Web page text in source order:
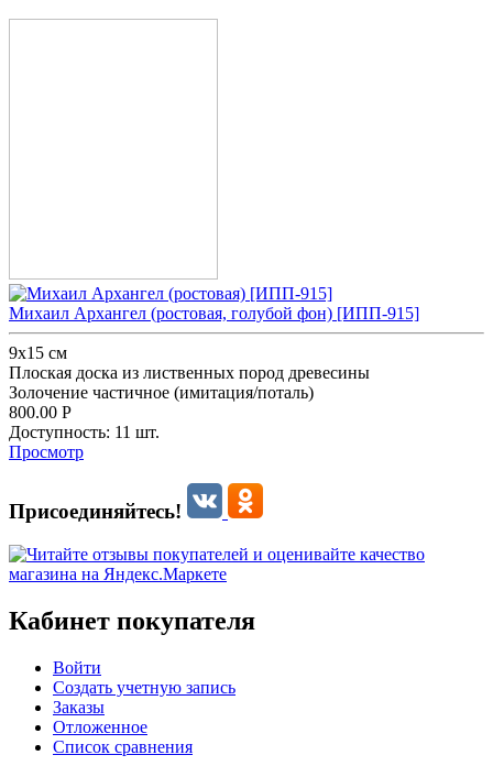
Михаил Архангел (ростовая, голубой фон) [ИПП-915]
9х15 см
Плоская доска из лиственных пород древесины
Золочение частичное (имитация/поталь)
800.00 Р
Доступность: 11 шт.
Просмотр
Присоединяйтесь!
Кабинет покупателя
Войти
Создать учетную запись
Заказы
Отложенное
Список сравнения